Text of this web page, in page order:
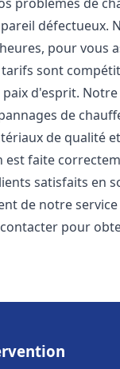
défectueux.
pour vous
sont
d'esprit.
de
de qualité
faite
satisfaits en
de notre
pour